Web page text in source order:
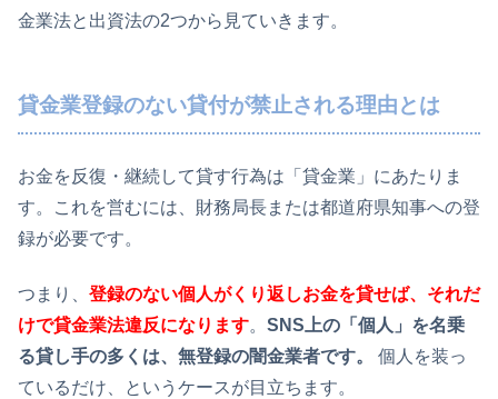
金業法と出資法の2つから見ていきます。
貸金業登録のない貸付が禁止される理由とは
お金を反復・継続して貸す行為は「貸金業」にあたりま
す。これを営むには、財務局長または都道府県知事への登
録が必要です。
つまり、 登録のない個人がくり返しお金を貸せば、それだ
けで貸金業法違反になります。 SNS上の「個人」を名乗
る貸し手の多くは、無登録の闇金業者です。
個人を装っ
ているだけ、というケースが目立ちます。